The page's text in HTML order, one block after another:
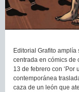
Editorial Grafito
centrada en cómics de
13 de febrero con ‘Por
contemporánea
caza de un león que